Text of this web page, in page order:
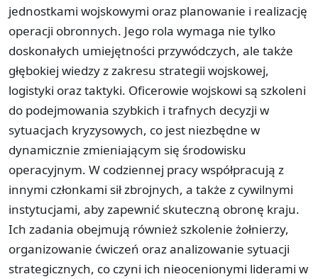
jednostkami wojskowymi oraz planowanie i realizację
operacji obronnych. Jego rola wymaga nie tylko
doskonałych umiejętności przywódczych, ale także
głębokiej wiedzy z zakresu strategii wojskowej,
logistyki oraz taktyki. Oficerowie wojskowi są szkoleni
do podejmowania szybkich i trafnych decyzji w
sytuacjach kryzysowych, co jest niezbędne w
dynamicznie zmieniającym się środowisku
operacyjnym. W codziennej pracy współpracują z
innymi członkami sił zbrojnych, a także z cywilnymi
instytucjami, aby zapewnić skuteczną obronę kraju.
Ich zadania obejmują również szkolenie żołnierzy,
organizowanie ćwiczeń oraz analizowanie sytuacji
strategicznych, co czyni ich nieocenionymi liderami w